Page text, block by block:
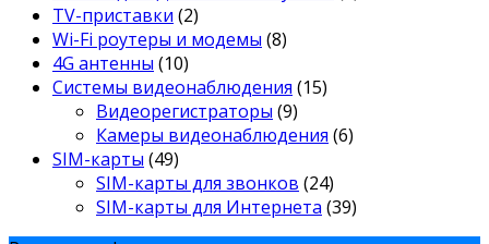
TV-приставки (2)
Wi-Fi роутеры и модемы (8)
4G антенны (10)
Системы видеонаблюдения (15)
Видеорегистраторы (9)
Камеры видеонаблюдения (6)
SIM-карты (49)
SIM-карты для звонков (24)
SIM-карты для Интернета (39)